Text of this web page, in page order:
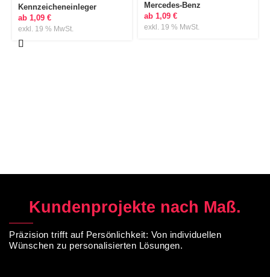
Kennzeicheneinleger
ab 1,09 €
exkl. 19 % MwSt.
Mercedes-Benz
ab 1,09 €
exkl. 19 % MwSt.
Kundenprojekte nach Maß.
Präzision trifft auf Persönlichkeit: Von individuellen
Wünschen zu personalisierten Lösungen.